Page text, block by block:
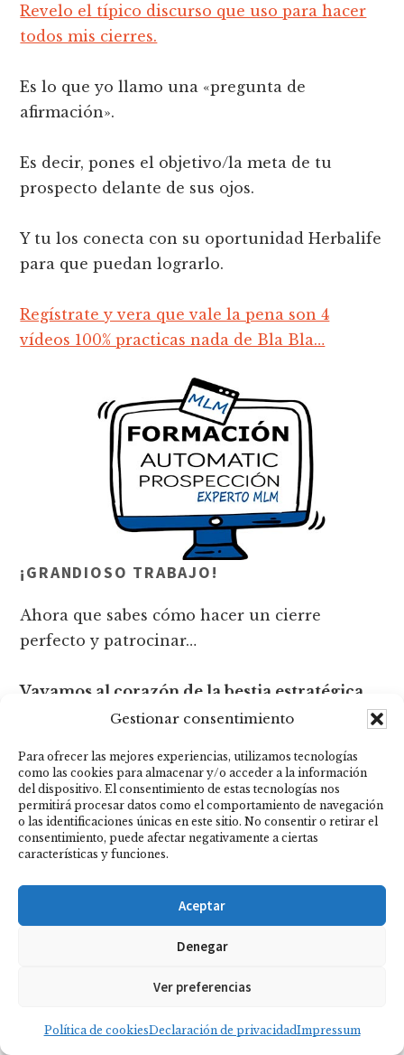
Gestionar consentimiento
Para ofrecer las mejores experiencias, utilizamos tecnologías
como las cookies para almacenar y/o acceder a la información
del dispositivo. El consentimiento de estas tecnologías nos
permitirá procesar datos como el comportamiento de navegación
o las identificaciones únicas en este sitio. No consentir o retirar el
consentimiento, puede afectar negativamente a ciertas
características y funciones.
Aceptar
Denegar
Ver preferencias
Política de cookiesDeclaración de privacidadImpressum
Revelo el típico discurso que uso para hacer
todos mis cierres.
Es lo que yo llamo una «pregunta de
afirmación».
Es decir, pones el objetivo/la meta de tu
prospecto delante de sus ojos.
Y tu los conecta con su oportunidad Herbalife
para que puedan lograrlo.
Regístrate y vera que vale la pena son 4
vídeos 100% practicas nada de Bla Bla…
¡GRANDIOSO TRABAJO!
Ahora que sabes cómo hacer un cierre
perfecto y patrocinar…
Vayamos al corazón de la bestia estratégica
con la estrategia de un distribuidor que
Nuestro Distribuidor Estrella
Me entreviste con este distribuidor que gana
Y tuvo la amabilidad de concederme esta
entrevista y responder a mis preguntas.